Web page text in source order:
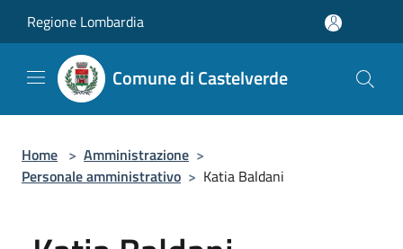
Regione Lombardia
Comune di Castelverde
Home > Amministrazione >
Personale amministrativo > Katia Baldani